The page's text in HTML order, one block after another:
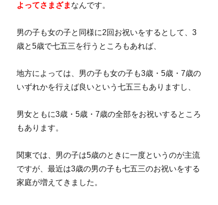
よってさまざま なんです。
男の子も女の子と同様に2回お祝いをするとして、3
歳と5歳で七五三を行うところもあれば、
地方によっては、男の子も女の子も3歳・5歳・7歳の
いずれかを行えば良いという七五三もありますし、
男女ともに3歳・5歳・7歳の全部をお祝いするところ
もあります。
関東では、男の子は5歳のときに一度というのが主流
ですが、最近は3歳の男の子も七五三のお祝いをする
家庭が増えてきました。